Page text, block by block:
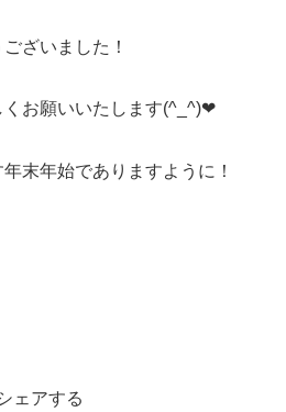
ざいました！
くお願いいたします(^_^)❤
末年始でありますように！
ェアする